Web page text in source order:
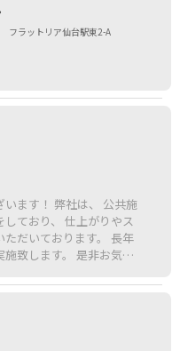
フラットリア仙台駅東2-A
は、 公共施
ており、 仕上がりやス
だいております。 長年
す。 是非お気軽